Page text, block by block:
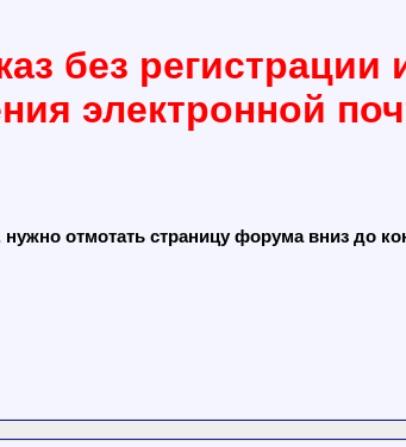
без
электронной
отмотать страницу форума вниз до